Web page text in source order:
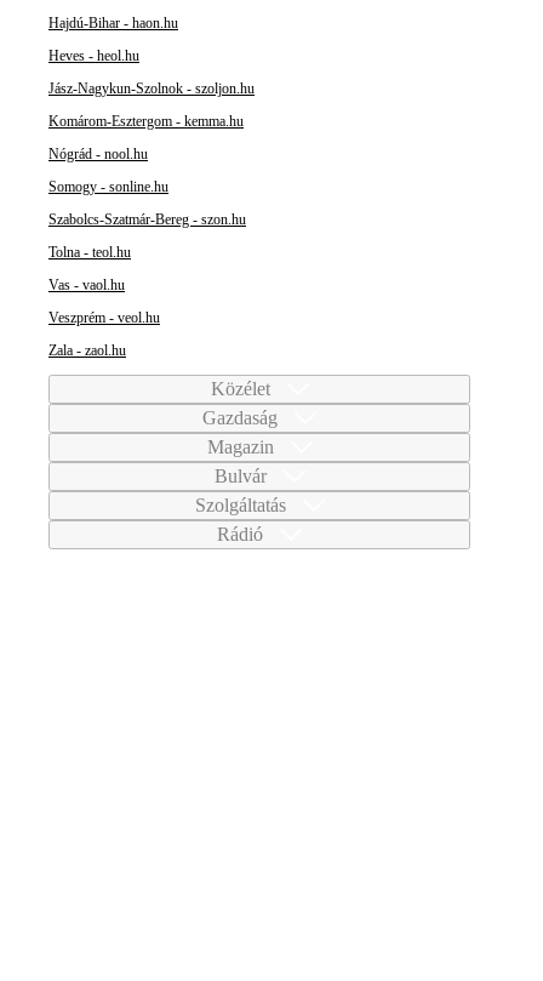
Hajdú-Bihar - haon.hu
Heves - heol.hu
Jász-Nagykun-Szolnok - szoljon.hu
Komárom-Esztergom - kemma.hu
Nógrád - nool.hu
Somogy - sonline.hu
Szabolcs-Szatmár-Bereg - szon.hu
Tolna - teol.hu
Vas - vaol.hu
Veszprém - veol.hu
Zala - zaol.hu
Közélet
Gazdaság
Magazin
Bulvár
Szolgáltatás
Rádió